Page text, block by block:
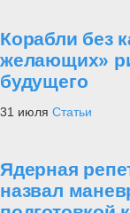
Корабли без
желающих»
будущего
31 июля Статьи
Ядерная
назвал